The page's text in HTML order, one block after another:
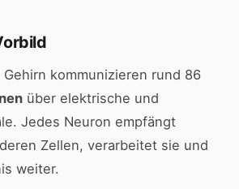
kommunizieren rund 86
über elektrische und
Jedes Neuron empfängt
Zellen, verarbeitet sie und
weiter.